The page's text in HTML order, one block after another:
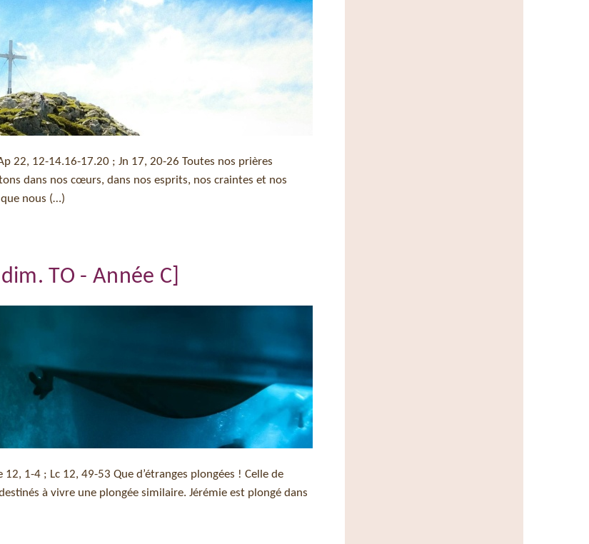
22, 12-14.16-17.20 ; Jn 17, 20-26 Toutes nos prières
dans nos cœurs, dans nos esprits, nos craintes et nos
nous (…)
TO - Année C]
1-4 ; Lc 12, 49-53 Que d’étranges plongées ! Celle de
à vivre une plongée similaire. Jérémie est plongé dans